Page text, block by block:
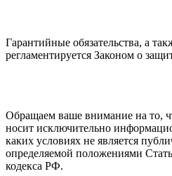
Гарантийные обязательства, а
регламентируется Законом о
Обращаем ваше внимание на то,
носит исключительно
каких условиях не является
определяемой положениями
кодекса РФ.